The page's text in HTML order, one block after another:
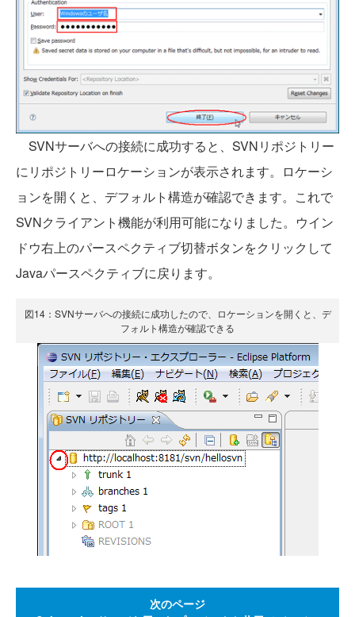
SVNサーバへの接続に成功すると、SVNリポジトリー
にリポジトリーロケーションが表示されます。ロケーシ
ョンを開くと、デフォルト構造が確認できます。これで
SVNクライアント機能が利用可能になりました。ウイン
ドウ右上のパースペクティブ切替ボタンをクリックして
Javaパースペクティブに戻ります。
図14：SVNサーバへの接続に成功したので、ロケーションを開くと、デ
フォルト構造が確認できる
次のページ